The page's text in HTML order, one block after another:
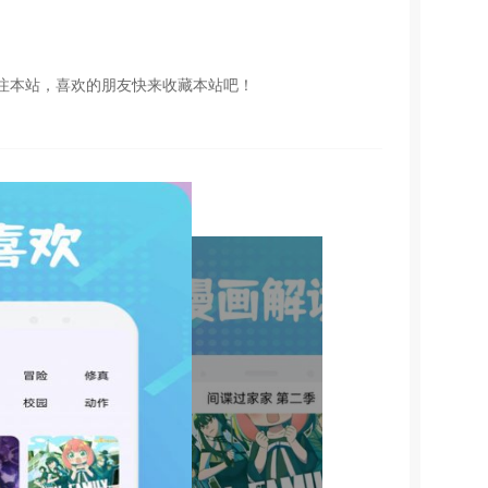
站，喜欢的朋友快来收藏本站吧！